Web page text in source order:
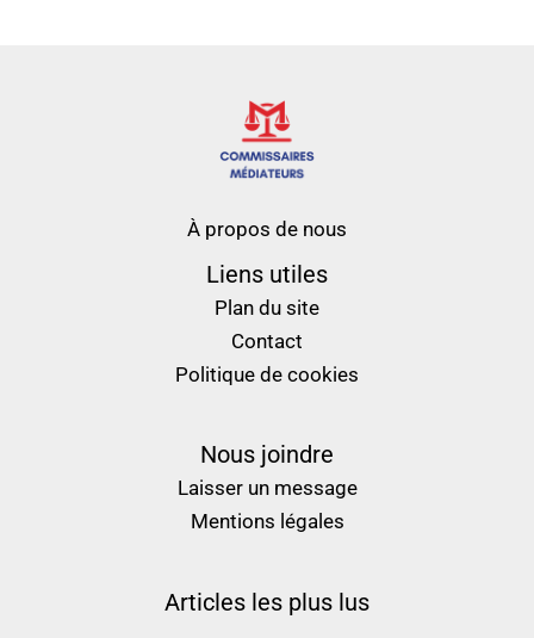
À propos de nous
Liens utiles
Plan du site
Contact
Politique de cookies
Nous joindre
Laisser un message
Mentions légales
Articles les plus lus